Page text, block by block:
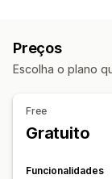
Personalização
Apresentação de
Preços
Escolha o plano
Free
Gratuito
Funcionalidades